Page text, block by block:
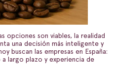
opciones son viables, la realidad
una decisión más inteligente y
buscan las empresas en España:
largo plazo y experiencia de